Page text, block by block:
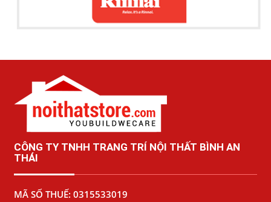
CÔNG TY TNHH TRANG TRÍ NỘI THẤT BÌNH AN
THÁI
MÃ SỐ THUẾ: 0315533019